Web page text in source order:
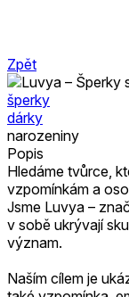
Zpět
šperky
dárky
narozeniny
Popis
Hledáme tvůrce,
vzpomínkám a
Jsme Luvya –
v sobě ukrývají
význam.
Naším cílem je